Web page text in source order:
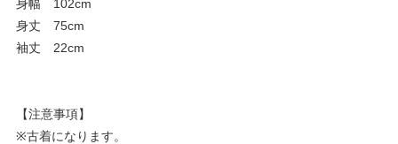
身幅 102cm
身丈 75cm
袖丈 22cm
【注意事項】
※古着になります。